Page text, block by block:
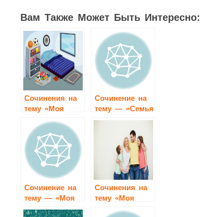
Вам Также Может Быть Интересно:
Сочинения на
тему «Моя
Сочинение на
тему — «Семья
– это главное
в моей жизни»
Сочинение на
тему — «Моя
семья»
Сочинения на
тему «Моя